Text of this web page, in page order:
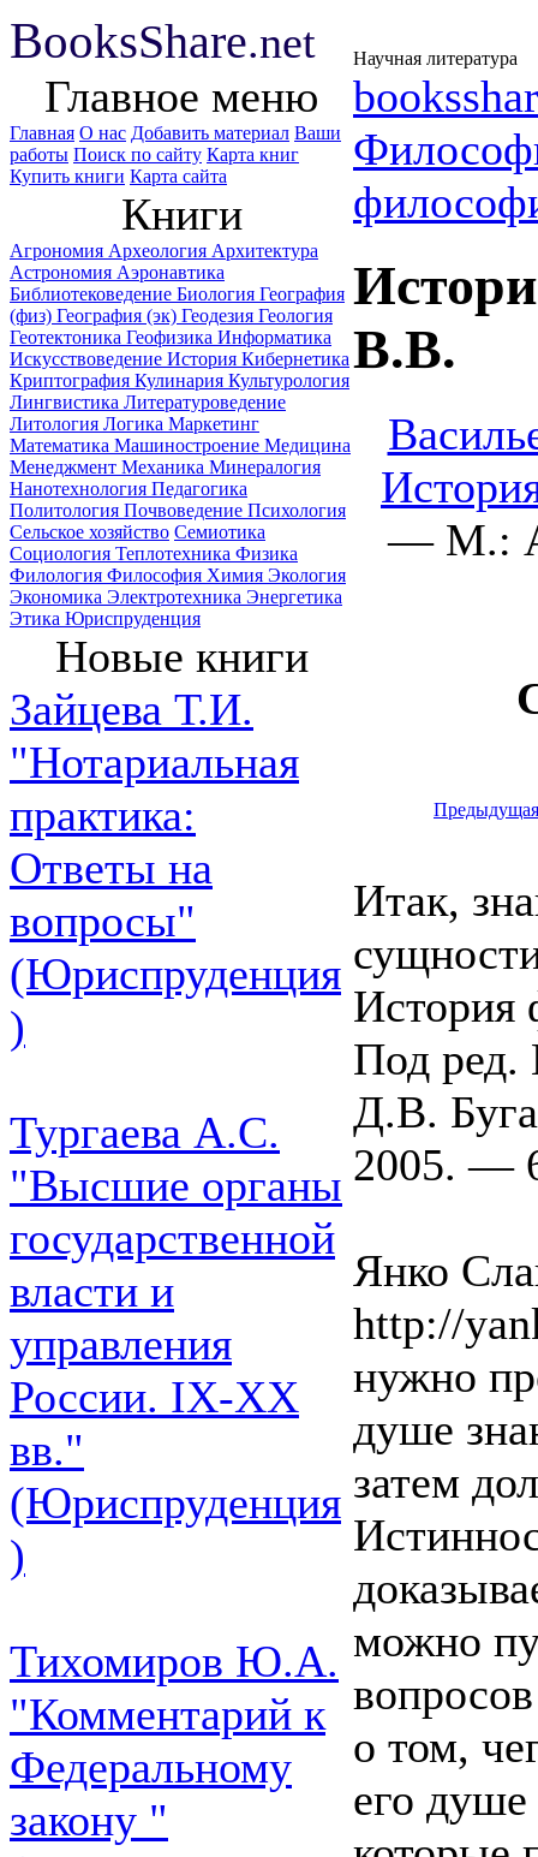
BooksShare.net Научная литература
Главное меню
Главная О нас Добавить материал Ваши
работы Поиск по сайту Карта книг
Купить книги Карта сайта
Книги
Агрономия Археология Архитектура
Астрономия Аэронавтика
Библиотековедение Биология География
(физ) География (эк) Геодезия Геология
Геотектоника Геофизика Информатика
Искусствоведение История Кибернетика
Криптография Кулинария Культурология
Лингвистика Литературоведение
Литология Логика Маркетинг
Математика Машиностроение Медицина
Менеджмент Механика Минералогия
Нанотехнология Педагогика
Политология Почвоведение Психология
Сельское хозяйство Семиотика
Социология Теплотехника Физика
Филология Философия Химия Экология
Экономика Электротехника Энергетика
Этика Юриспруденция
Новые книги
Зайцева Т.И.
"Нотариальная
практика:
Ответы на
вопросы"
(Юриспруденция
)
Тургаева А.С.
"Высшие органы
государственной
власти и
управления
России. IХ-ХХ
вв."
(Юриспруденция
)
Тихомиров Ю.А.
"Комментарий к
Федеральному
закону "
B.B.
— М.:
Предыдущая
Итак,
История
Под ред.
Д.В.
2005. —
Янко
http://
нужно
душе
затем
можно
о том,
его